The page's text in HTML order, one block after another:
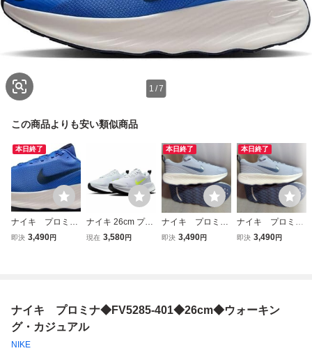
1 /7
この商品よりも安い類似商品
本日終了
ナイキ プロミナ
◆FV5285-401◆2
即決 3,490円
ナイキ 26cm プロ
ミナ ピュアプラチ
現在 3,580円
本日終了
ナイキ プロミ
ナ エクストラ
即決 3,490円
本日終了
ナイキ プロミ
ナ エクストラ
即決 3,490円
ナイキ プロミナ◆FV5285-401◆26cm◆ウォーキン
グ・カジュアル
NIKE